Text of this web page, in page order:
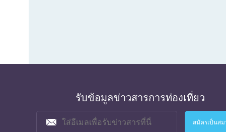
รับข้อมูลข่าวสารการท่องเที่ยว